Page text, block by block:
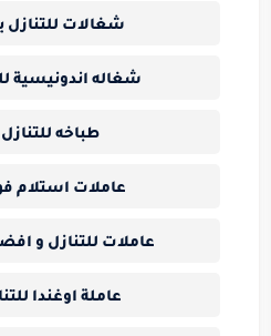
شغالات للتنازل
شغاله اندونيسية
طباخه للتنازل
عاملات استلام
عاملات للتنازل و
عاملة اوغندا